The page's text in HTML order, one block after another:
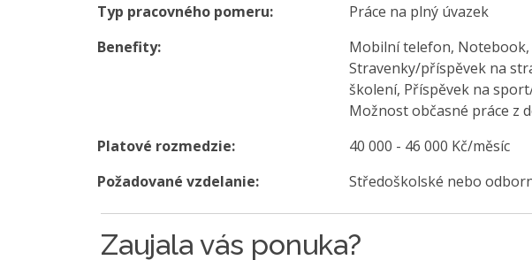
Typ pracovného pomeru:
Práce na plný úvazek
Benefity:
Mobilní telefon, Notebook,
Stravenky/příspěvek na
školení, Příspěvek na
Možnost občasné práce z
Platové rozmedzie:
40 000 - 46 000 Kč/měsíc
Požadované vzdelanie:
Středoškolské nebo
Zaujala vás ponuka?